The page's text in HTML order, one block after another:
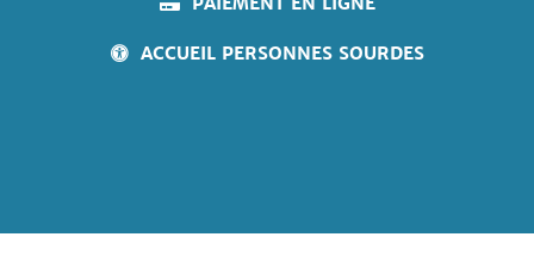
ACCUEIL PERSONNES SOURDES